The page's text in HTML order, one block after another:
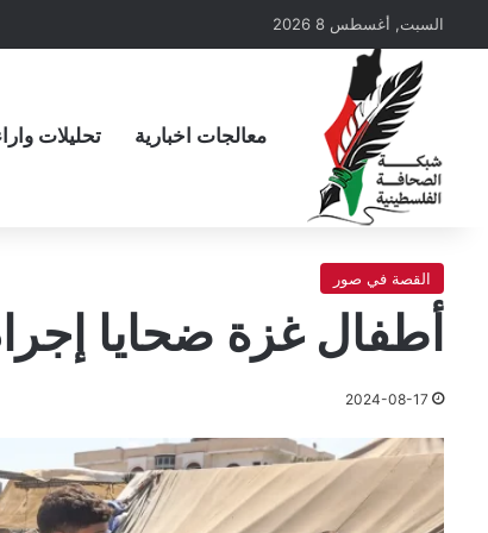
السبت, أغسطس 8 2026
معالجات اخبارية تحليلات
القصة في صور
أطفال غزة ضحايا
2024-08-17